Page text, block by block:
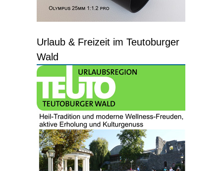
Urlaub & Freizeit im Teutoburger
Wald